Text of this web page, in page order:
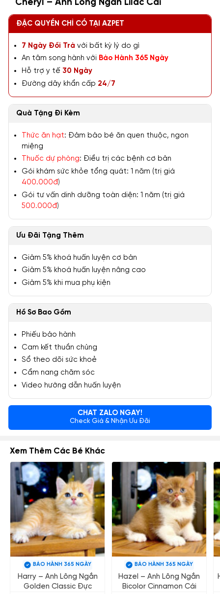
Cheryl – Anh Lông Ngắn Lilac Cái
ĐẶC QUYỀN CHỈ CÓ TẠI AZPET
7 Ngày Đổi Trả với bất kỳ lý do gì
An tâm song hành với Bảo Hành 365 Ngày
Hỗ trợ y tế 30 Ngày
Đường dây khẩn cấp 24/7
Quà Tặng Đi Kèm
Thức ăn hạt: Đảm bảo bé ăn quen thuộc, ngon
miệng
Thuốc dự phòng: Điều trị các bệnh cơ bản
Gói khám sức khỏe tổng quát: 1 năm (trị giá
400.000đ)
Gói tư vấn dinh dưỡng toàn diện: 1 năm (trị giá
500.000đ)
Ưu Đãi Tặng Thêm
Giảm 5% khoá huấn luyện cơ bản
Giảm 5% khoá huấn luyện nâng cao
Giảm 5% khi mua phụ kiện
Hồ Sơ Bao Gồm
Phiếu bảo hành
Cam kết thuần chủng
Sổ theo dõi sức khoẻ
Cẩm nang chăm sóc
Video hướng dẫn huấn luyện
CHAT ZALO NGAY!
Check Giá & Nhận Ưu Đãi
Xem Thêm Các Bé Khác
BẢO HÀNH 365 NGÀY
Harry – Anh Lông Ngắn
Golden Classic Đực
BẢO HÀNH 365 NGÀY
Hazel – Anh Lông Ngắn
Bicolor Cinnamon Cái